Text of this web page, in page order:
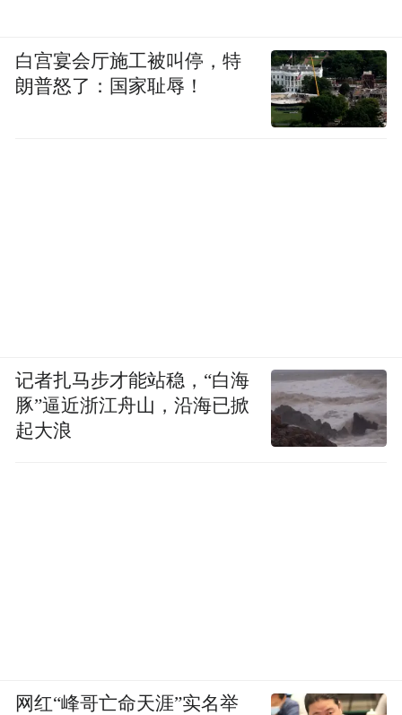
白宫宴会厅施工被叫停，特
朗普怒了：国家耻辱！
记者扎马步才能站稳，“白海
豚”逼近浙江舟山，沿海已掀
起大浪
网红“峰哥亡命天涯”实名举